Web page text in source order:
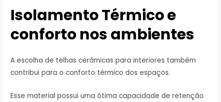
Isolamento Térmico e
conforto nos ambientes
A escolha de telhas cerâmicas para interiores também
contribui para o conforto térmico dos espaços.
Esse material possui uma ótima capacidade de retenção